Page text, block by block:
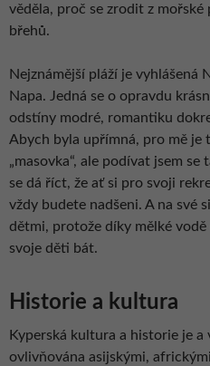
věděla, proč se zrodit z mořské
břehů.
Nejznámější pláží je vyhlášená
Napa. Jedná se o opravdu
odstíny modré, romantiku
Abych byla upřímná, pro mě je
„masovka“, ale podívat jsem
se dá říct, že ať si pro svoji
vždy budete nadšeni. A na své
dětmi, protože díky mělké
svoje děti bát.
Historie a kultura
Kyperská kultura a historie je a
ovlivňována asijskými,